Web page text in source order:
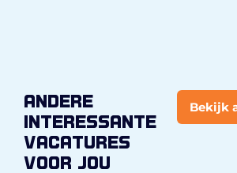
andere
interessante
vacatures
voor jou
Bekijk